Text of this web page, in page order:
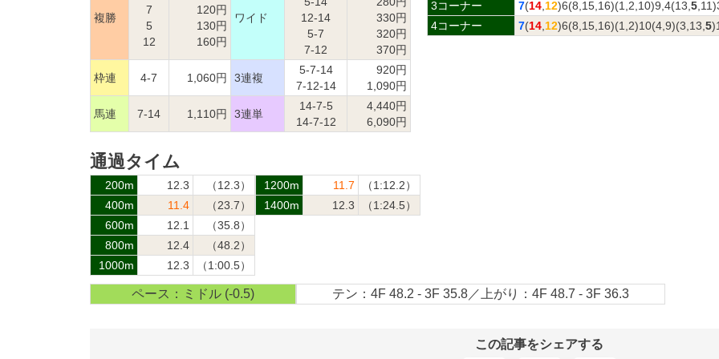
複勝
7
5
12
120円
130円
160円
ワイド
12-14
5-7
7-12
330円
320円
370円
枠連 4-7 1,060円 3連複
5-7-14
7-12-14
920円
1,090円
馬連 7-14 1,110円 3連単
14-7-5
14-7-12
4,440円
6,090円
3コーナー 7(14 12)6(8,15,16)(1,2,10)9,4(13, 5
4コーナー
7(14 12)6(8,15,16)(1,2)10(4,9)(3,13, 5
通過タイム
200m 12.3
（12.3）
400m
11.4
（23.7）
600m
12.1
（35.8）
800m
12.4
（48.2）
1000m
12.3 （1:00.5）
1200m 11.7
（1:12.2）
1400m
12.3 （1:24.5）
ペース：ミドル (-0.5) テン：4F 48.2 - 3F 35.8／上がり：4F 48.7 - 3F 36.3
この記事をシェアする